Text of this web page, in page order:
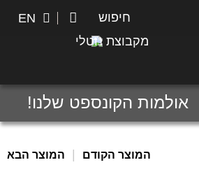
חיפוש EN
מקבוצת נוטלי
אולמות הקונספט שלנו!
המוצר הקודם המוצר הבא